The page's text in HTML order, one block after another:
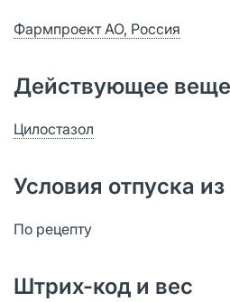
Фармпроект АО, Россия
Действующее
Цилостазол
Условия отпуска из
По рецепту
Штрих-код и вес